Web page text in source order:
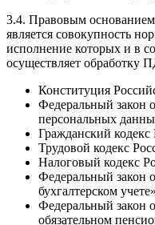
3.4. Правовым
является совокупность
исполнение которых и в
осуществляет обработку
Конституция
Федеральный закон
персональных
Гражданский
Трудовой кодекс
Налоговый кодекс
Федеральный закон
бухгалтерском
Федеральный закон
обязательном